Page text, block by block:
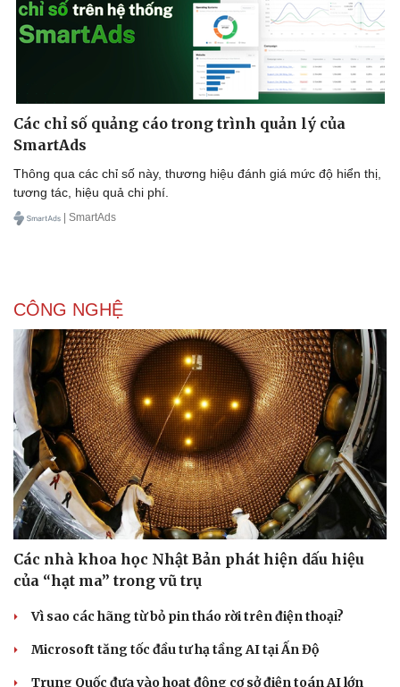
Sức khỏe
Nhi khoa
Nam khoa
Làm đẹp - giảm cân
Phòng mạch online
Ăn sạch sống khỏe
Các chỉ số quảng cáo trong trình quản lý của
SmartAds
Thông qua các chỉ số này, thương hiệu đánh giá mức độ hiển thị,
tương tác, hiệu quả chi phí.
| SmartAds
CÔNG NGHỆ
Các nhà khoa học Nhật Bản phát hiện dấu hiệu
của “hạt ma” trong vũ trụ
Vì sao các hãng từ bỏ pin tháo rời trên điện thoại?
Microsoft tăng tốc đầu tư hạ tầng AI tại Ấn Độ
Trung Quốc đưa vào hoạt động cơ sở điện toán AI lớn